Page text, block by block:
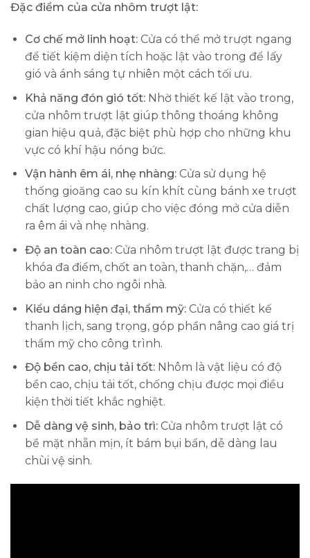
Đặc điểm của cửa nhôm trượt lật:
Cơ chế mở linh hoạt:Cửa có thể mở trượt ngang
để tiết kiệm diện tích hoặc lật vào trong để lấy
gió và ánh sáng tự nhiên một cách tối ưu.
Khả năng đón gió tốt:Nhờ thiết kế lật vào trong,
cửa nhôm trượt lật giúp thông thoáng không
gian hiệu quả, đặc biệt phù hợp cho những khu
vực có khí hậu nóng bức.
Vận hành êm ái, nhẹ nhàng:Cửa sử dụng hệ
thống gioăng cao su kín khít cùng bánh xe trượt
chất lượng cao, giúp cho việc đóng mở cửa diễn
ra êm ái và nhẹ nhàng.
Độ an toàn cao:Cửa nhôm trượt lật được trang bị
khóa đa điểm, chốt an toàn, thanh chặn,… đảm
bảo an ninh cho ngôi nhà.
Kiểu dáng hiện đại, thẩm mỹ:Cửa có thiết kế
thanh lịch, sang trọng, góp phần nâng cao giá trị
thẩm mỹ cho công trình.
Độ bền cao, chịu tải tốt:Nhôm là vật liệu có độ
bền cao, chịu tải tốt, chống chịu được mọi điều
kiện thời tiết khắc nghiệt.
Dễ dàng vệ sinh, bảo trì:Cửa nhôm trượt lật có
bề mặt nhẵn mịn, ít bám bụi bẩn, dễ dàng lau
chùi vệ sinh.